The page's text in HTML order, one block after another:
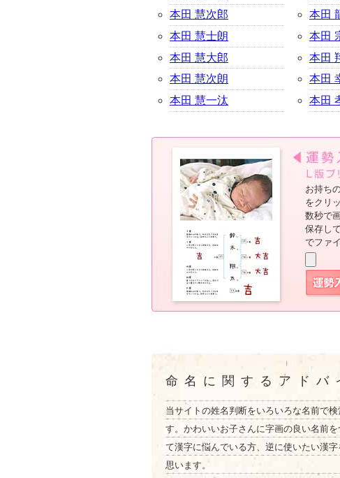
本田 慧次郎
本田 慧士朗
本田 慧大郎
本田 慧次朗
本田 慧一汰
本田
本田
本田
本田
本田
お持ち
をクリ
数秒で
保存し
でファ
命名に関するアドバ
当サイトの姓名判断をいろいろな名前で
す。かわいいお子さんに字画の良い名前
て漢字に悩んでいる方、逆に使いたい漢
思います。